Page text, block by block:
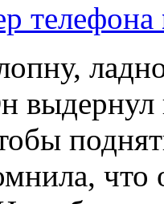
телефона
что